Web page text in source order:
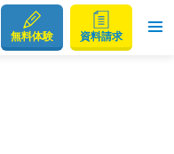
無料体験 資料請求